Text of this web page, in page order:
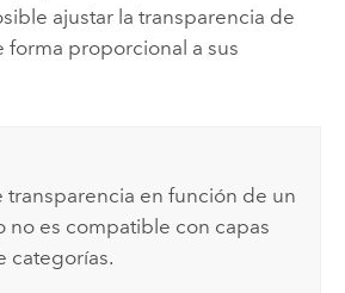
ajustar la transparencia de
forma proporcional a sus
transparencia en función de un
no es compatible con capas
categorías.